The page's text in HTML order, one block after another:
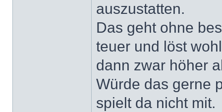
auszustatten.
Das geht ohne
teuer und löst
dann zwar höher
Würde das gerne
spielt da nicht mit.